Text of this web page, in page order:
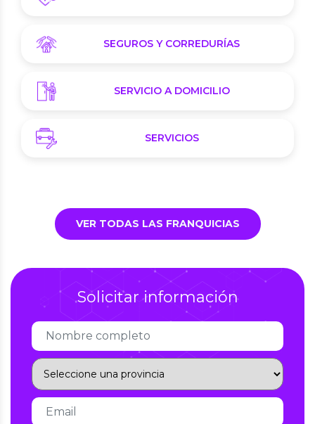
SEGUROS Y CORREDURÍAS
SERVICIO A DOMICILIO
SERVICIOS
VER TODAS LAS FRANQUICIAS
Solicitar información